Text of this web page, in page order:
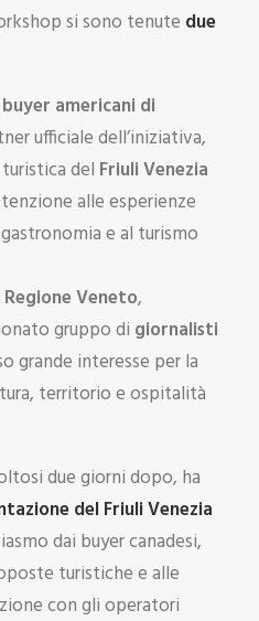
si sono tenute due
americani di
ufficiale dell’iniziativa,
del Friuli Venezia
alle esperienze
e al turismo
Veneto,
gruppo di giornalisti
grande interesse per la
territorio e ospitalità
due giorni dopo, ha
del Friuli Venezia
dai buyer canadesi,
turistiche e alle
con gli operatori